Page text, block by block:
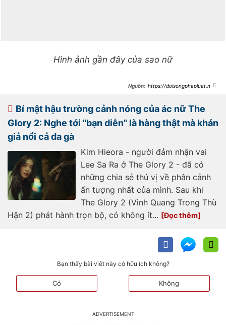
Hình ảnh gần đây của sao nữ
https://doisongphapluat.ngu
phim-danh-tieng-cham-day-vi-da-
hung-hang-con-gian-doi-
a517228.html
Bí mật hậu trường cảnh nóng của ác nữ The
Glory 2: Nghe tới "bạn diễn" là hàng thật mà khán
giả nổi cả da gà
Kim Hieora - người đảm nhận vai
Lee Sa Ra ở The Glory 2 - đã có
những chia sẻ thú vị về phân cảnh
ấn tượng nhất của mình. Sau khi
The Glory 2 (Vinh Quang Trong Thù
Hận 2) phát hành trọn bộ, có không ít...
Bạn thấy bài viết này có hữu ích không?
Có Không